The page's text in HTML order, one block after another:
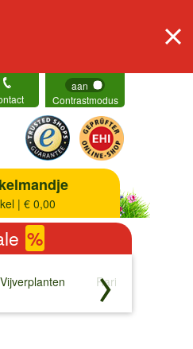
aan
Contrastmodus
| € 0,00
%
Vijverplanten Rariteiten
↓